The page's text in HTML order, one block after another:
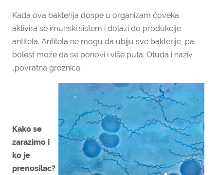
Kada ova bakterija dospe u organizam čoveka
aktivira se imunski sistem i dolazi do produkcije
antitela. Antitela ne mogu da ubiju sve bakterije, pa
bolest može da se ponovi i više puta. Otuda i naziv
„povratna groznica“.
Kako se
zarazimo i
ko je
prenosilac?